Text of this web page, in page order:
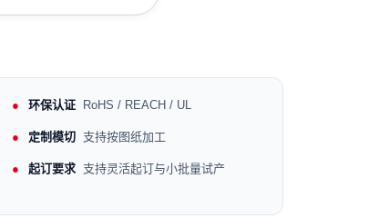
环保认证 RoHS / REACH / UL
定制模切 支持按图纸加工
起订要求 支持灵活起订与小批量试产